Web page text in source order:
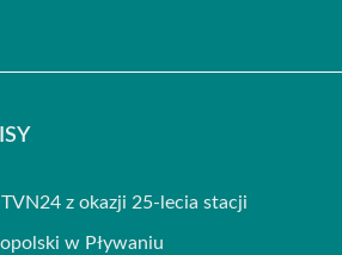
z okazji 25-lecia stacji
w Pływaniu